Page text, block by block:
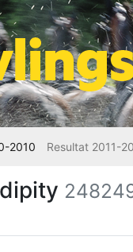
2010 Resultat 2011-